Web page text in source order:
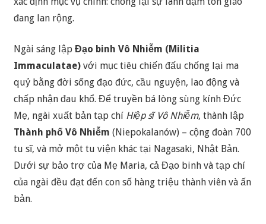
đang lan rộng.
Ngài sáng lập Đạo binh Vô Nhiễm (Militia
Immaculatae)với mục tiêu chiến đấu chống lại ma
quỷ bằng đời sống đạo đức, cầu nguyện, lao động và
chấp nhận đau khổ. Để truyền bá lòng sùng kính Đức
Mẹ, ngài xuất bản tạp chí Hiệp sĩ Vô Nhiễm, thành lập
Thành phố Vô Nhiễm (Niepokalanów) – cộng đoàn 700
tu sĩ, và mở một tu viện khác tại Nagasaki, Nhật Bản.
Dưới sự bảo trợ của Mẹ Maria, cả Đạo binh và tạp chí
của ngài đều đạt đến con số hàng triệu thành viên và ấn
bản.